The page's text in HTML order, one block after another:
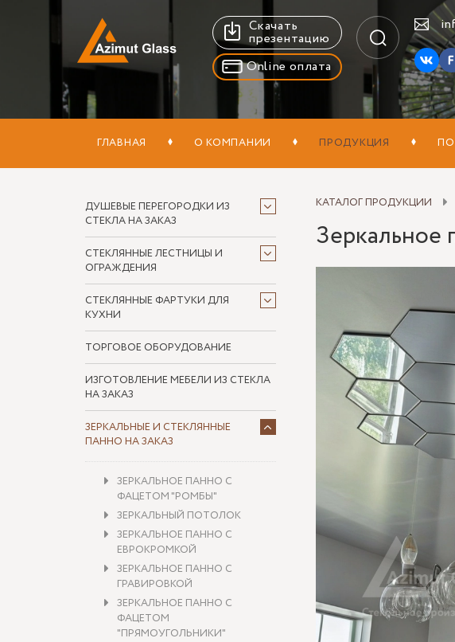
Скачать
презентацию
Online оплата
ГЛАВНАЯ О КОМПАНИИ ПРОДУКЦИЯ
ДУШЕВЫЕ ПЕРЕГОРОДКИ ИЗ
СТЕКЛА НА ЗАКАЗ
СТЕКЛЯННЫЕ ЛЕСТНИЦЫ И
ОГРАЖДЕНИЯ
СТЕКЛЯННЫЕ ФАРТУКИ ДЛЯ
КУХНИ
ТОРГОВОЕ ОБОРУДОВАНИЕ
ИЗГОТОВЛЕНИЕ МЕБЕЛИ ИЗ СТЕКЛА
НА ЗАКАЗ
ЗЕРКАЛЬНЫЕ И СТЕКЛЯННЫЕ
ПАННО НА ЗАКАЗ
ЗЕРКАЛЬНОЕ ПАННО С
ФАЦЕТОМ "РОМБЫ"
ЗЕРКАЛЬНЫЙ ПОТОЛОК
ЗЕРКАЛЬНОЕ ПАННО С
ЕВРОКРОМКОЙ
ЗЕРКАЛЬНОЕ ПАННО С
ГРАВИРОВКОЙ
ЗЕРКАЛЬНОЕ ПАННО С
ФАЦЕТОМ
"ПРЯМОУГОЛЬНИКИ"
КАТАЛОГ ПРОДУКЦИИ
Зеркальное